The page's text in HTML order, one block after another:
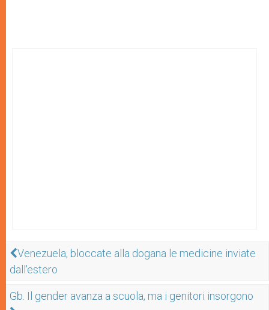
Venezuela, bloccate alla dogana le medicine inviate
dall'estero
Gb. Il gender avanza a scuola, ma i genitori insorgono